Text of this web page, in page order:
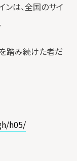
は、全国のサイ
踏み続けた者だ
h05/